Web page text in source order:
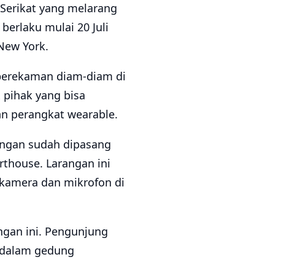
yang melarang
mulai 20 Juli
York.
diam-diam di
yang bisa
perangkat wearable.
sudah dipasang
Larangan ini
dan mikrofon di
ini. Pengunjung
gedung